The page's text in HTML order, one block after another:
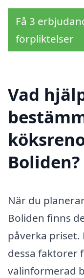
Få 3
förpliktelser
Vad
Boliden?
När du
Boliden finns
påverka
dessa faktorer
välinformerad